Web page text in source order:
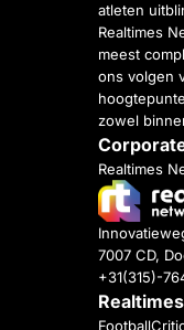
atleten
Realtimes
meest
ons volgen
zowel
Realtimes
7007 CD,
+31(315)-